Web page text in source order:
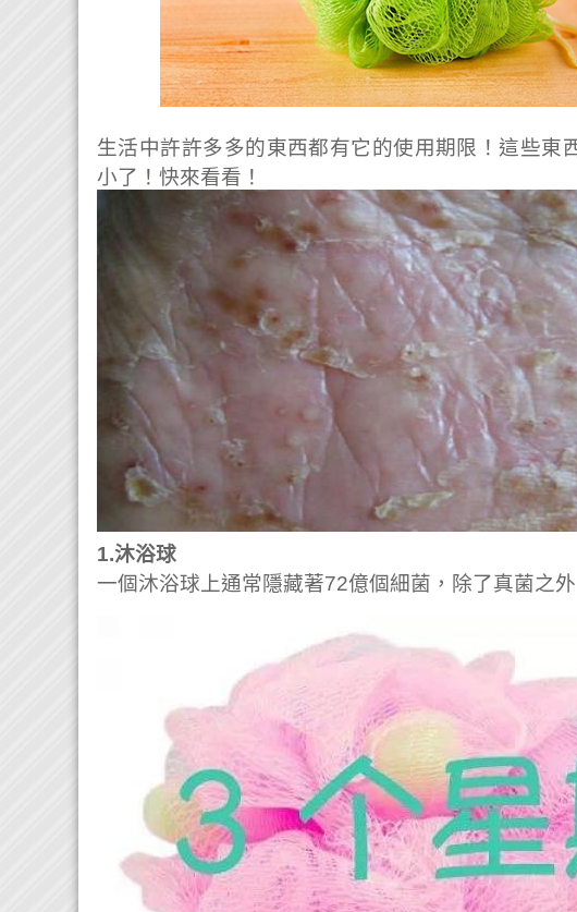
生活中許許多多的東西都有它的使用期限！這些東
小了！快來看看！
1.沐浴球
一個沐浴球上通常隱藏著72億個細菌，除了真菌之